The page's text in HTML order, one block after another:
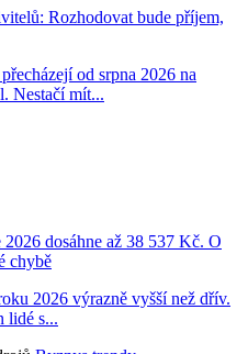
Rozhodovat bude příjem,
od srpna 2026 na
Nestačí mít...
dosáhne až 38 537 Kč. O
chybě
2026 výrazně vyšší než dřív.
lidé s...